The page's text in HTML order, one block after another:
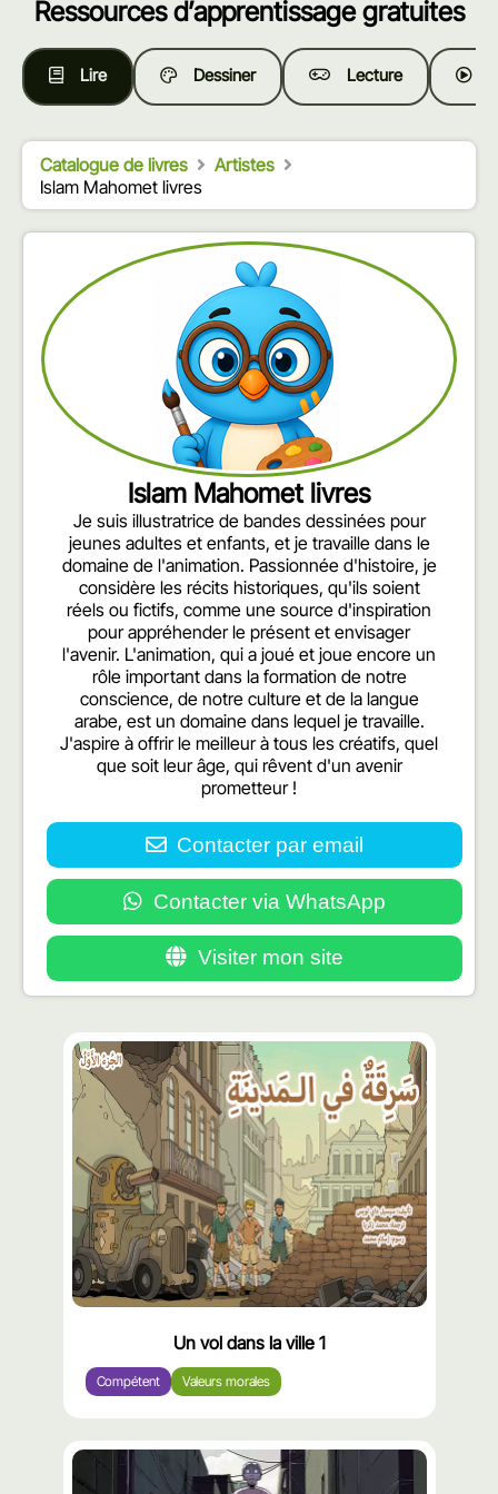
Ressources d’apprentissage gratuites
Lire Dessiner Lecture
Catalogue de livres
Artistes
Islam Mahomet livres
Islam Mahomet livres
Je suis illustratrice de bandes dessinées pour
jeunes adultes et enfants, et je travaille dans le
domaine de l'animation. Passionnée d'histoire, je
considère les récits historiques, qu'ils soient
réels ou fictifs, comme une source d'inspiration
pour appréhender le présent et envisager
l'avenir. L'animation, qui a joué et joue encore un
rôle important dans la formation de notre
conscience, de notre culture et de la langue
arabe, est un domaine dans lequel je travaille.
J'aspire à offrir le meilleur à tous les créatifs, quel
que soit leur âge, qui rêvent d'un avenir
prometteur !
Contacter par email
Contacter via WhatsApp
Visiter mon site
Un vol dans la ville 1
Compétent Valeurs morales
محتوى
مميّز